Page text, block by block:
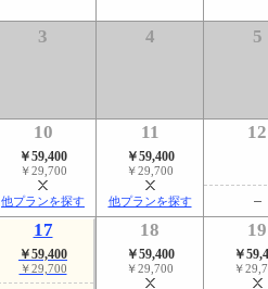
3 4 5
10
￥59,400
￥29,700
他プランを探す
11
￥59,400
￥29,700
他プランを探す
12
17
￥59,400
￥29,700
18
￥59,400
￥29,700
19
￥
￥